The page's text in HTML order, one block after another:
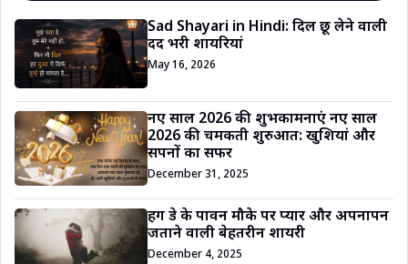
Sad Shayari in Hindi: दिल छू लेने वाली
दर्द भरी शायरियां
May 16, 2026
नए साल 2026 की शुभकामनाएं नए साल
2026 की चमकती शुरुआत: खुशियां और
सपनों का सफर
December 31, 2025
हग डे के पावन मौके पर प्यार और अपनापन
जताने वाली बेहतरीन शायरी
December 4, 2025